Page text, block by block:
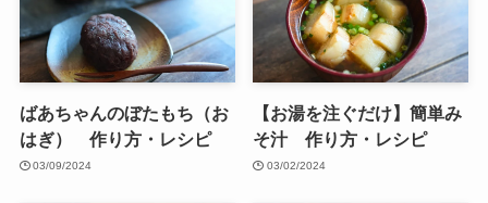
ばあちゃんのぼたもち（お
はぎ） 作り方・レシピ
03/09/2024
【お湯を注ぐだけ】簡単み
そ汁 作り方・レシピ
03/02/2024